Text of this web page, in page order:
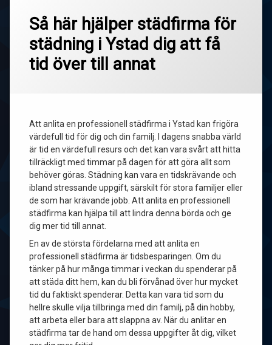
Så här hjälper städfirma för
städning i Ystad dig att få
tid över till annat
Att anlita en professionell städfirma i Ystad kan frigöra
värdefull tid för dig och din familj. I dagens snabba värld
är tid en värdefull resurs och det kan vara svårt att hitta
tillräckligt med timmar på dagen för att göra allt som
behöver göras. Städning kan vara en tidskrävande och
ibland stressande uppgift, särskilt för stora familjer eller
de som har krävande jobb. Att anlita en professionell
städfirma kan hjälpa till att lindra denna börda och ge
dig mer tid till annat.
En av de största fördelarna med att anlita en
professionell städfirma är tidsbesparingen. Om du
tänker på hur många timmar i veckan du spenderar på
att städa ditt hem, kan du bli förvånad över hur mycket
tid du faktiskt spenderar. Detta kan vara tid som du
hellre skulle vilja tillbringa med din familj, på din hobby,
att arbeta eller bara att slappna av. När du anlitar en
städfirma tar de hand om dessa uppgifter åt dig, vilket